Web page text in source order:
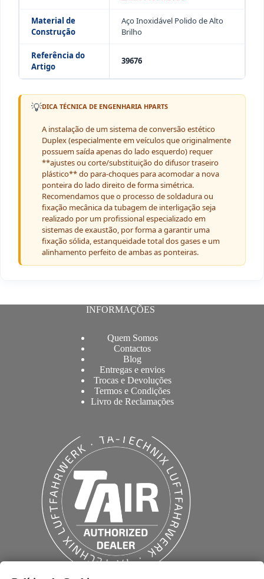
Material de
Construção
Aço Inoxidável Polido de Alto
Brilho
Referência do
Artigo
39676
💡DICA TÉCNICA DE ENGENHARIA HPARTS
A instalação de um sistema de conversão estético
Duplex (especialmente em veículos que originalmente
possuem saída apenas do lado esquerdo) requer
**ajustes ou corte/substituição do difusor traseiro
plástico** do para-choques para acomodar a nova
ponteira do lado direito de forma simétrica.
Recomendamos que o processo de soldadura ou
fixação mecânica da tubagem de interligação seja
realizado por um profissional especializado em
sistemas de exaustão, por forma a garantir uma
fixação sólida, estanqueidade total dos gases e um
alinhamento perfeito de ambas as ponteiras.
INFORMAÇÕES
Quem Somos
Contactos
Blog
Entregas e envios
Trocas e Devoluções
Termos e Condições
Livro de Reclamações